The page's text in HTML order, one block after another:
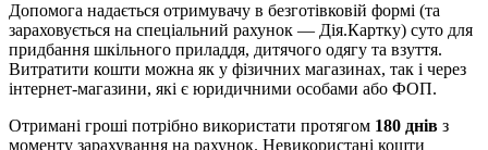
Допомога надається отримувачу в безготівковій формі (та
зараховується на спеціальний рахунок — Дія.Картку) суто для
придбання шкільного приладдя, дитячого одягу та взуття.
Витратити кошти можна як у фізичних магазинах, так і через
інтернет-магазини, які є юридичними особами або ФОП.
Отримані гроші потрібно використати протягом 180 днів з
моменту зарахування на рахунок. Невикористані кошти